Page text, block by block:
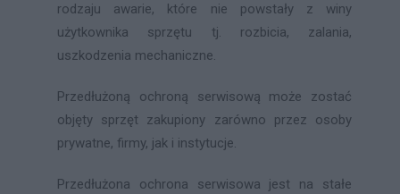
rodzaju awarie, które nie powstały z winy
użytkownika sprzętu tj. rozbicia, zalania,
uszkodzenia mechaniczne.
Przedłużoną ochroną serwisową może zostać
objęty sprzęt zakupiony zarówno przez osoby
prywatne, firmy, jak i instytucje.
Przedłużona ochrona serwisowa jest na stałe